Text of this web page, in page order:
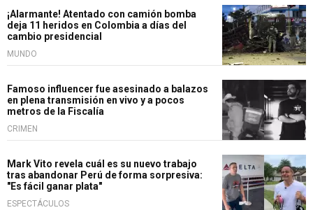
¡Alarmante! Atentado con camión bomba
deja 11 heridos en Colombia a días del
cambio presidencial
MUNDO
Famoso influencer fue asesinado a balazos
en plena transmisión en vivo y a pocos
metros de la Fiscalía
CRIMEN
Mark Vito revela cuál es su nuevo trabajo
tras abandonar Perú de forma sorpresiva:
"Es fácil ganar plata"
ESPECTÁCULOS